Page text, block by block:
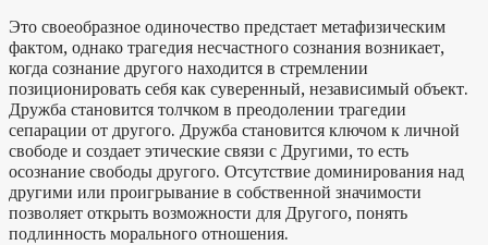
Это своеобразное одиночество предстает метафизическим
фактом, однако трагедия несчастного сознания возникает,
когда сознание другого находится в стремлении
позиционировать себя как суверенный, независимый объект.
Дружба становится толчком в преодолении трагедии
сепарации от другого. Дружба становится ключом к личной
свободе и создает этические связи с Другими, то есть
осознание свободы другого. Отсутствие доминирования над
другими или проигрывание в собственной значимости
позволяет открыть возможности для Другого, понять
подлинность морального отношения.